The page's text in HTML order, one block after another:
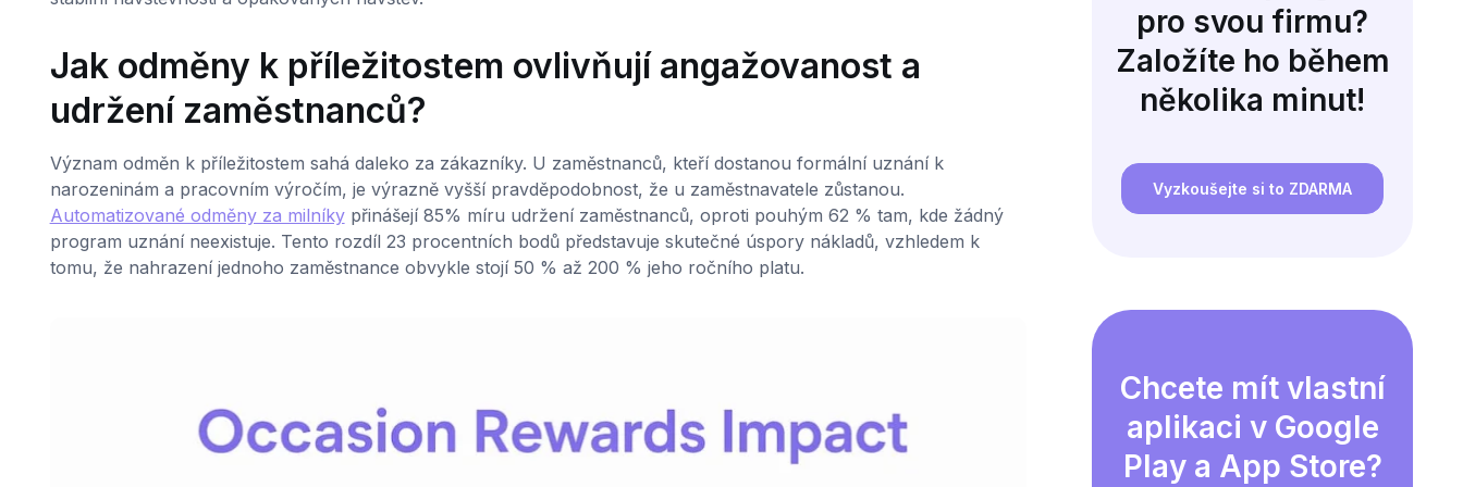
Jak odměny k příležitostem ovlivňují angažovanost a
udržení zaměstnanců?
Význam odměn k příležitostem sahá daleko za zákazníky. U zaměstnanců, kteří dostanou formální uznání k
narozeninám a pracovním výročím, je výrazně vyšší pravděpodobnost, že u zaměstnavatele zůstanou.
Automatizované odměny za milníkypřinášejí 85% míru udržení zaměstnanců, oproti pouhým 62 % tam, kde žádný
program uznání neexistuje. Tento rozdíl 23 procentních bodů představuje skutečné úspory nákladů, vzhledem k
tomu, že nahrazení jednoho zaměstnance obvykle stojí 50 % až 200 % jeho ročního platu.
pro svou firmu?
Založíte ho během
několika minut!
Vyzkoušejte si to ZDARMA
Chcete mít vlastní
aplikaci v Google
Play a App Store?